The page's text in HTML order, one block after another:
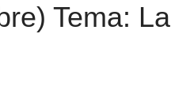
Tema: La